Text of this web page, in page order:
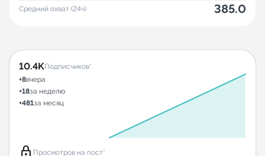
Средний охват (24ч) 385.0
10.4KПодписчиков*
+8вчера
+18за неделю
+481за месяц
lock Просмотров на пост*